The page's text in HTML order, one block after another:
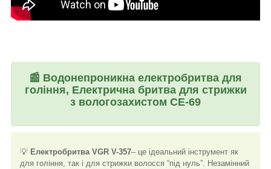
📰 Водонепроникна електробритва для
гоління, Електрична бритва для стрижки
з вологозахистом CE-69
💡 Електробритва VGR V-357– це ідеальний інструмент як
для гоління, так і для стрижки волосся “під нуль”. Незамінний